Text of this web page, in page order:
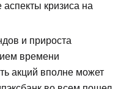
кризиса на
и прироста
времени
акций вполне может